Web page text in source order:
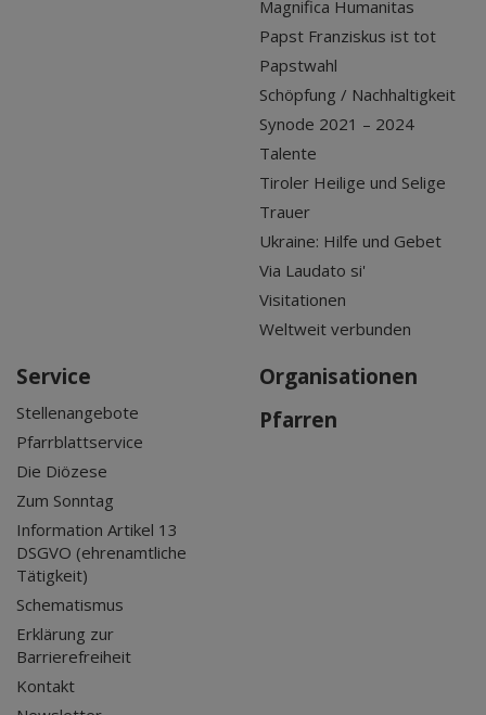
Magnifica Humanitas
Papst Franziskus ist tot
Papstwahl
Schöpfung / Nachhaltigkeit
Synode 2021 – 2024
Talente
Tiroler Heilige und Selige
Trauer
Ukraine: Hilfe und Gebet
Via Laudato si'
Visitationen
Weltweit verbunden
Service
Stellenangebote
Pfarrblattservice
Die Diözese
Zum Sonntag
Information Artikel 13
DSGVO (ehrenamtliche
Tätigkeit)
Schematismus
Erklärung zur
Barrierefreiheit
Kontakt
Organisationen
Pfarren